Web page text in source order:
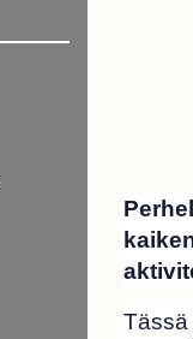
Tässä